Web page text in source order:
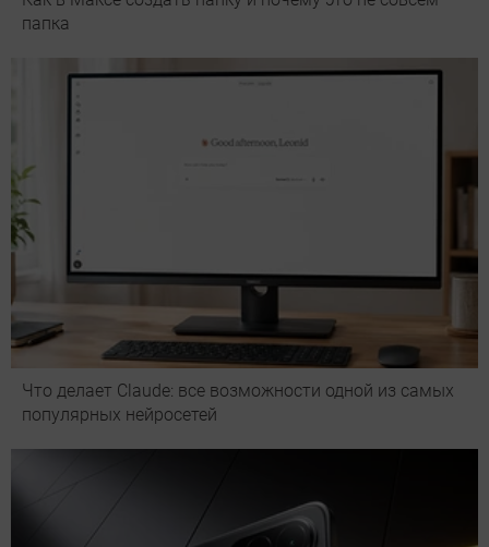
папка
Что делает Сlaude: все возможности одной из самых
популярных нейросетей